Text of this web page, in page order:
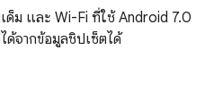
ม และ Wi-Fi ที่ใช้ Android 7.0
ด้จากข้อมูลชิปเซ็ตได้